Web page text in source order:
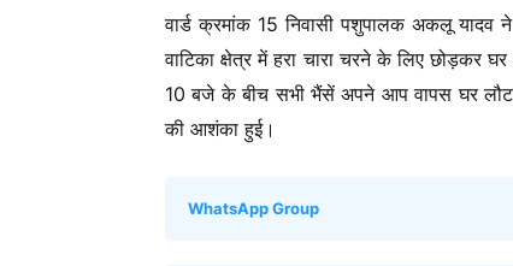
वार्ड क्रमांक 15 निवासी पशुपालक अकलू
वाटिका क्षेत्र में हरा चारा चरने के लिए
10 बजे के बीच सभी भैंसें अपने आप वापस घर लौट
की आशंका हुई।
WhatsApp Group